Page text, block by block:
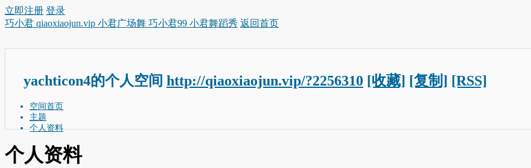
立即注册 登录
巧小君 qiaoxiaojun.vip 小君广场舞 巧小君99 小君舞蹈秀 返回首页
yachticon4的个人空间 http://qiaoxiaojun.vip/?2256310 [收藏] [复制] [RSS]
空间首页
主题
个人资料
个人资料